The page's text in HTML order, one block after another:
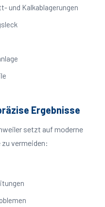
und Kalkablagerungen
Ergebnisse
setzt auf moderne
vermeiden: